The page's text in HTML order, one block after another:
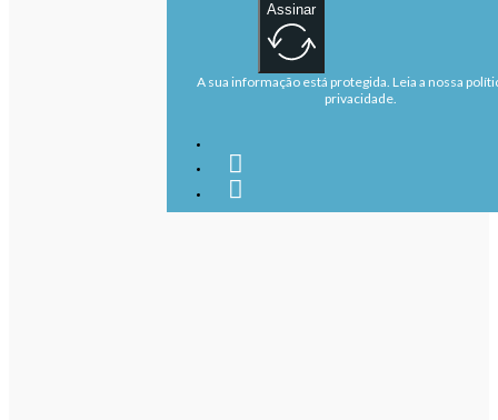
Assinar
A sua informação está protegida. Leia a nossa
privacidade.